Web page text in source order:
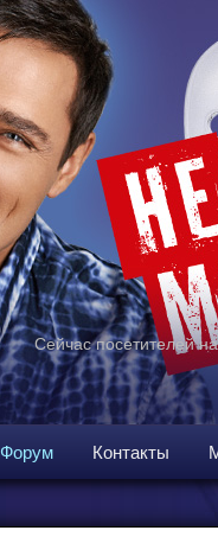
Сейчас посетителей
Форум Контакты